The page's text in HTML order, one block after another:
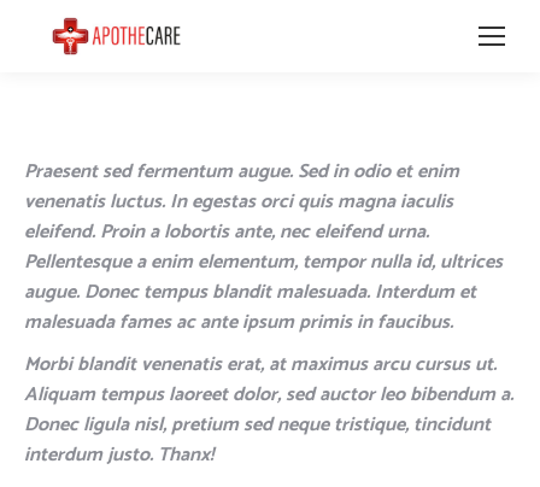
Praesent sed fermentum augue. Sed in odio et enim
venenatis luctus. In egestas orci quis magna iaculis
eleifend. Proin a lobortis ante, nec eleifend urna.
Pellentesque a enim elementum, tempor nulla id, ultrices
augue. Donec tempus blandit malesuada. Interdum et
malesuada fames ac ante ipsum primis in faucibus.
Morbi blandit venenatis erat, at maximus arcu cursus ut.
Aliquam tempus laoreet dolor, sed auctor leo bibendum a.
Donec ligula nisl, pretium sed neque tristique, tincidunt
interdum justo. Thanx!